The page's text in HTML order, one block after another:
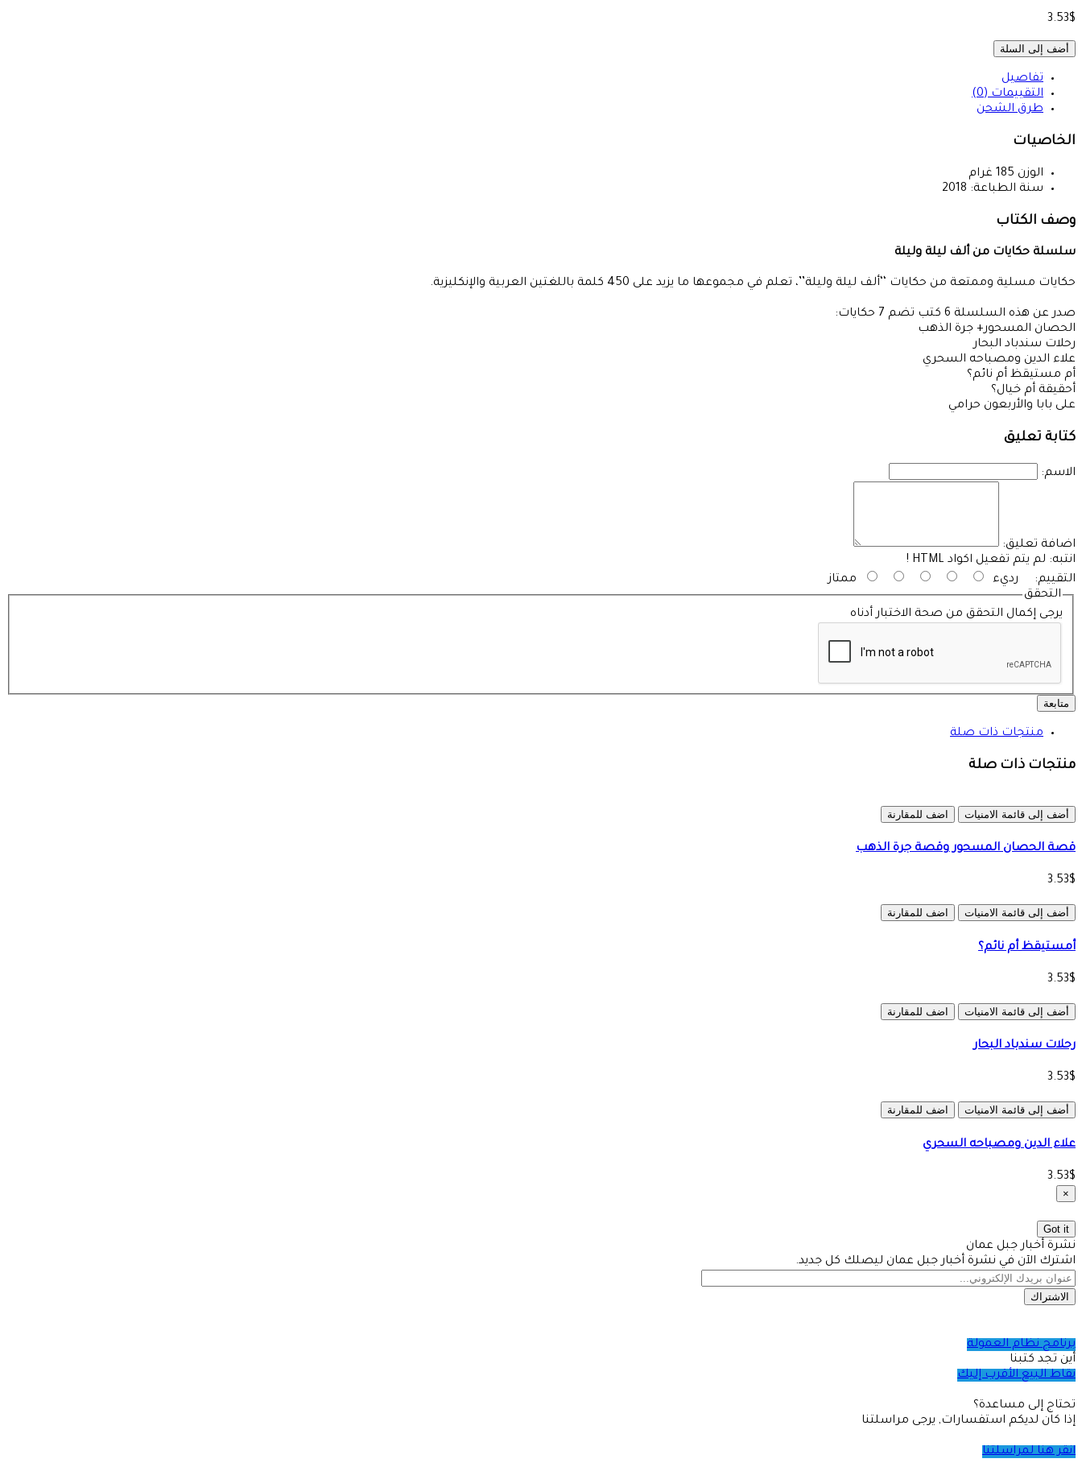
3.53$
أضف إلى السلة
تفاصيل
التقييمات (0)
طرق الشحن
الخاصيات
الوزن 185 غرام
سنة الطباعة: 2018
وصف الكتاب
سلسلة حكايات من ألف ليلة وليلة
حكايات مسلية وممتعة من حكايات ‘‘ألف ليلة وليلة’’، تعلم في مجموعها ما يزيد على 450 كلمة باللغتين العربية والإنكليزية.
صدر عن هذه السلسلة 6 كتب تضم 7 حكايات:
الحصان المسحور+ جرة الذهب
رحلات سندباد البحار
علاء الدين ومصباحه السحري
أم مستيقظ أم نائم؟
أحقيقة أم خيال؟
على بابا والأربعون حرامي
كتابة تعليق
الاسم:
اضافة تعليق:
انتبه: لم يتم تفعيل اكواد HTML !
التقييم:
رديء
ممتاز
التحقق
يرجى إكمال التحقق من صحة الاختبار أدناه
متابعة
منتجات ذات صلة
منتجات ذات صلة
أضف إلى قائمة الامنيات اضف للمقارنة
قصة الحصان المسحور وقصة جرة الذهب
3.53$
أضف إلى قائمة الامنيات اضف للمقارنة
أمستيقظ أم نائم؟
3.53$
أضف إلى قائمة الامنيات اضف للمقارنة
رحلات سندباد البحار
3.53$
أضف إلى قائمة الامنيات اضف للمقارنة
علاء الدين ومصباحه السحري
3.53$
×
Got it
نشرة أخبار جبل عمان
اشترك الآن في نشرة أخبار جبل عمان ليصلك كل جديد.
الاشتراك
برنامج نظام العمولة
أين تجد كتبنا
نقاط البيع الأقرب إليك
تحتاج إلى مساعدة؟
إذا كان لديكم استفسارات, يرجى مراسلتنا
انقر هنا لمراسلتنا